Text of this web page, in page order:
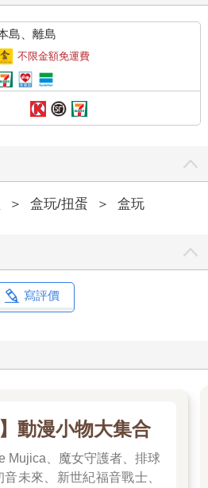
島、離島
不限金額免運費
＞ 盒玩/扭蛋 ＞ 盒玩
寫評價
動漫小物大集合
Mujica、魔女守護者、排球
未來、新世紀福音戰士、